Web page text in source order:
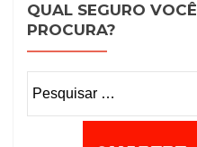
QUAL SEGURO VOCÊ
PROCURA?